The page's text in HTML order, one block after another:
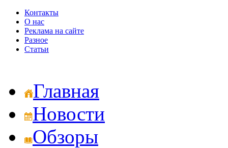
Контакты
О нас
Реклама на сайте
Разное
Статьи
Главная
Новости
Обзоры